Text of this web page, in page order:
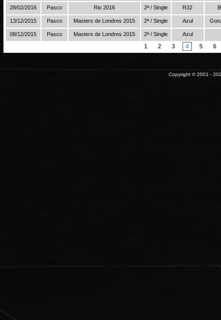
28/02/2016 Pasco Rio 2016 2ª / Single R32
13/12/2015 Pasco Masters de Londres 2015 2ª / Single Azul
08/12/2015 Pasco Masters de Londres 2015 2ª / Single Azul
1 2 3 4 5 6
Copyright © 2001 -